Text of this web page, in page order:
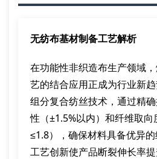
无纺布基材制备工艺解析
在功能性非织造布生产领域
艺的结合应用正成为行业新
组分复合纺丝技术，通过精
性（±1.5%以内）和纤维取
≤1.8），确保材料具备优异
工艺创新使产品断裂伸长率